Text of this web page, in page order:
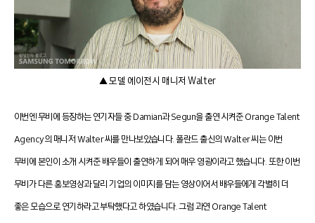
▲ 모델 에이전시 매니저 Walter
이번엔 무비에 등장하는 연기자들 중 Damian과 Segun을 출연 시켜준 Orange Talent
Agency의 매니저 Walter 씨를 만나보았습니다. 폴란드 출신의 Walter 씨는 이번
무비에 본인이 소개 시켜준 배우들이 출연하게 되어 매우 영광이라고 했습니다. 또한 이번
무비가 다른 홍보영상과 달리 기업의 이미지를 담는 영상이어서 배우들에게 각별히 더
좋은 모습으로 연기하라고 부탁했다고 하였습니다. 그럼 과연 Orange Talent